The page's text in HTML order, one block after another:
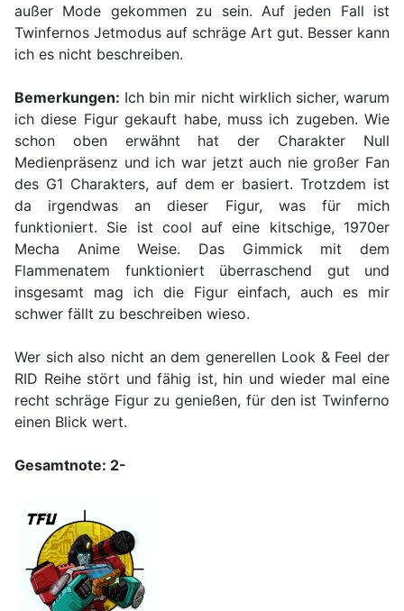
außer Mode gekommen zu sein. Auf jeden Fall ist
Twinfernos Jetmodus auf schräge Art gut. Besser kann
ich es nicht beschreiben.
Bemerkungen: Ich bin mir nicht wirklich sicher, warum
ich diese Figur gekauft habe, muss ich zugeben. Wie
schon oben erwähnt hat der Charakter Null
Medienpräsenz und ich war jetzt auch nie großer Fan
des G1 Charakters, auf dem er basiert. Trotzdem ist
da irgendwas an dieser Figur, was für mich
funktioniert. Sie ist cool auf eine kitschige, 1970er
Mecha Anime Weise. Das Gimmick mit dem
Flammenatem funktioniert überraschend gut und
insgesamt mag ich die Figur einfach, auch es mir
schwer fällt zu beschreiben wieso.
Wer sich also nicht an dem generellen Look & Feel der
RID Reihe stört und fähig ist, hin und wieder mal eine
recht schräge Figur zu genießen, für den ist Twinferno
einen Blick wert.
Gesamtnote: 2-